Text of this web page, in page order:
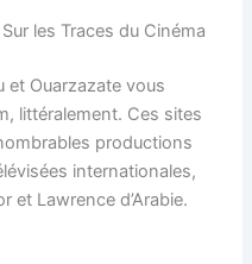
les Traces du Cinéma
et Ouarzazate vous
littéralement. Ces sites
productions
internationales,
et Lawrence d’Arabie.